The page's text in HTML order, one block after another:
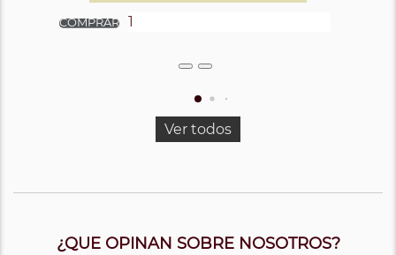
Ver todos
¿QUE OPINAN SOBRE NOSOTROS?